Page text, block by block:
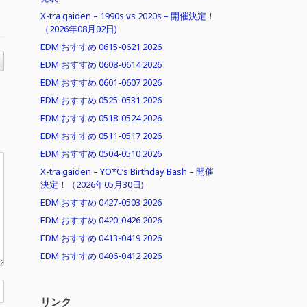
X-tra gaiden – 1990s vs 2020s – 開催決定！
（2026年08月02日)
EDM おすすめ 0615-0621 2026
EDM おすすめ 0608-0614 2026
EDM おすすめ 0601-0607 2026
EDM おすすめ 0525-0531 2026
EDM おすすめ 0518-0524 2026
EDM おすすめ 0511-0517 2026
EDM おすすめ 0504-0510 2026
X-tra gaiden – YO*C’s Birthday Bash – 開催
決定！（2026年05月30日)
EDM おすすめ 0427-0503 2026
EDM おすすめ 0420-0426 2026
EDM おすすめ 0413-0419 2026
EDM おすすめ 0406-0412 2026
リンク